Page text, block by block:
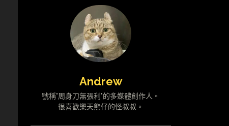
Andrew
號稱"周身刀無張利"的多媒體創作人。
很喜歡樂天熊仔的怪叔叔。